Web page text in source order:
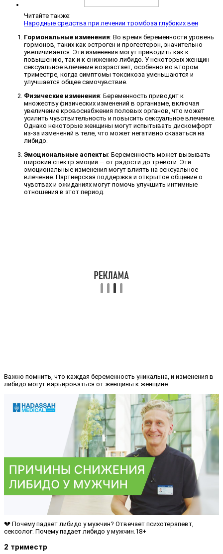
Читайте также:
Народные средства при лечении тромбоза глубоких вен
Гормональные изменения: Во время беременности уровень
гормонов, таких как эстроген и прогестерон, значительно
увеличивается. Эти изменения могут приводить как к
повышению, так и к снижению либидо. У некоторых женщин
сексуальное влечение возрастает, особенно во втором
триместре, когда симптомы токсикоза уменьшаются и
улучшается общее самочувствие.
Физические изменения: Беременность приводит к
множеству физических изменений в организме, включая
увеличение кровоснабжения половых органов, что может
усилить чувствительность и повысить сексуальное влечение.
Однако некоторые женщины могут испытывать дискомфорт
из-за изменений в теле, что может негативно сказаться на
либидо.
Эмоциональные аспекты: Беременность может вызывать
широкий спектр эмоций — от радости до тревоги. Эти
эмоциональные изменения могут влиять на сексуальное
влечение. Партнерская поддержка и открытое общение о
чувствах и ожиданиях могут помочь улучшить интимные
отношения в этот период.
Важно помнить, что каждая беременность уникальна, и изменения в
либидо могут варьироваться от женщины к женщине.
💔 Почему падает либидо у мужчин? Отвечает психотерапевт,
сексолог. Почему падает либидо у мужчин.18+
2 триместр